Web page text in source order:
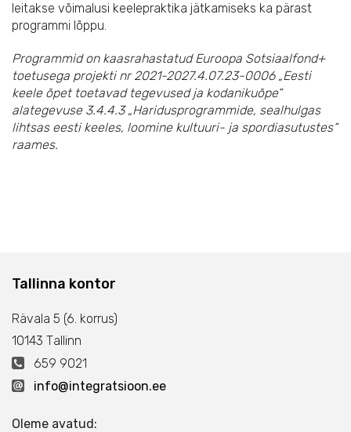
leitakse võimalusi keelepraktika jätkamiseks ka pärast
programmi lõppu.
Programmid on kaasrahastatud Euroopa Sotsiaalfond+
toetusega projekti nr 2021-2027.4.07.23-0006 „Eesti
keele õpet toetavad tegevused ja kodanikuõpe“
alategevuse 3.4.4.3 „Haridusprogrammide, sealhulgas
lihtsas eesti keeles, loomine kultuuri- ja spordiasutustes“
raames.
Tallinna kontor
Rävala 5 (6. korrus)
10143 Тallinn
659 9021
info@integratsioon.ee
Oleme avatud: